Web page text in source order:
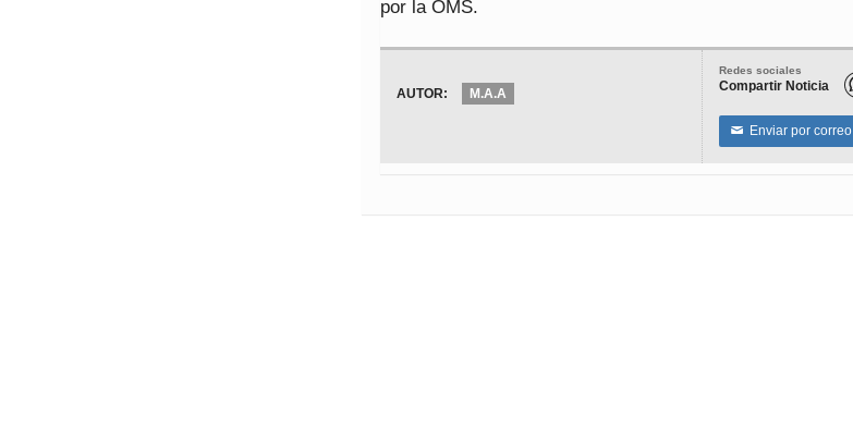
por la OMS.
Redes sociales
Compartir Noticia
✉ Enviar por correo
AUTOR: M.A.A